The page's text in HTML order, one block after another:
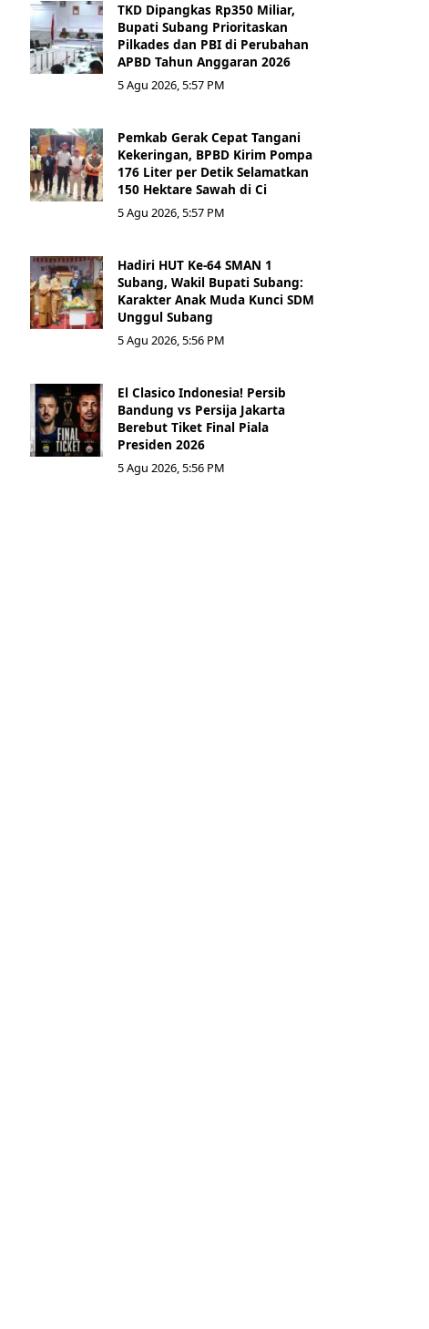
TKD Dipangkas Rp350 Miliar,
Bupati Subang Prioritaskan
Pilkades dan PBI di Perubahan
APBD Tahun Anggaran 2026
5 Agu 2026, 5:57 PM
Pemkab Gerak Cepat Tangani
Kekeringan, BPBD Kirim Pompa
176 Liter per Detik Selamatkan
150 Hektare Sawah di Ci
5 Agu 2026, 5:57 PM
Hadiri HUT Ke-64 SMAN 1
Subang, Wakil Bupati Subang:
Karakter Anak Muda Kunci SDM
Unggul Subang
5 Agu 2026, 5:56 PM
El Clasico Indonesia! Persib
Bandung vs Persija Jakarta
Berebut Tiket Final Piala
Presiden 2026
5 Agu 2026, 5:56 PM